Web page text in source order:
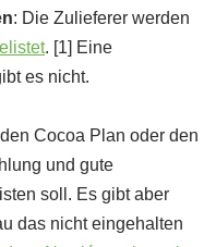
: Die Zulieferer werden
. [1] Eine
es nicht.
Cocoa Plan oder den
und gute
soll. Es gibt aber
das nicht eingehalten